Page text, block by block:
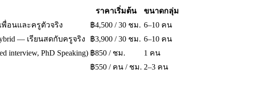
ราคาเริ่มต้น
ขนาดกลุ่ม
พื่อนและครูตัวจริง ฿4,500 / 30 ชม. 6–10 คน
— เรียนสดกับครูจริง ฿3,900 / 30 ชม. 6–10 คน
PhD Speaking) ฿850 / ชม.
1 คน
฿550 / คน / ชม. 2–3 คน